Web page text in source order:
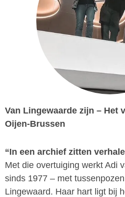
Van Lingewaarde zijn – Het
Oijen-Brussen
“In een archief zitten
Met die overtuiging werkt Adi
sinds 1977 – met
Lingewaard. Haar hart ligt bij